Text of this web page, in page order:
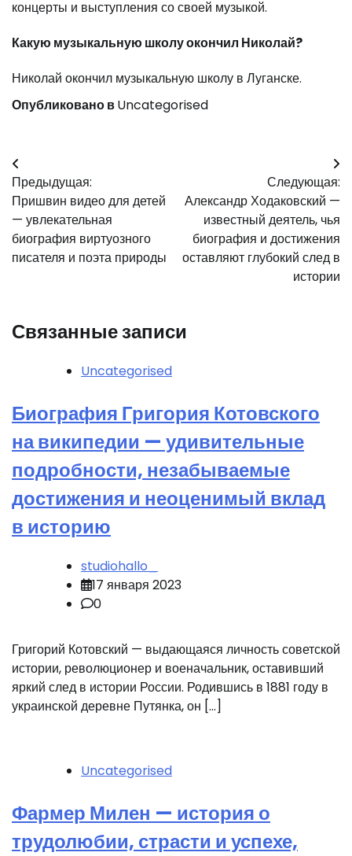
концерты и выступления со своей музыкой.
Какую музыкальную школу окончил Николай?
Николай окончил музыкальную школу в Луганске.
Опубликовано вUncategorised
Навигация
по
записям
Предыдущая:
Пришвин видео для детей
— увлекательная
биография виртуозного
писателя и поэта природы
Следующая:
Александр Ходаковский —
известный деятель, чья
биография и достижения
оставляют глубокий след в
истории
Связанные записи
Uncategorised
Биография Григория Котовского
на википедии — удивительные
подробности, незабываемые
достижения и неоценимый вклад
в историю
studiohallo_
17 января 2023
0
Григорий Котовский — выдающаяся личность советской
истории, революционер и военачальник, оставивший
яркий след в истории России. Родившись в 1881 году в
украинской деревне Путянка, он […]
Uncategorised
Фармер Милен — история о
трудолюбии, страсти и успехе,